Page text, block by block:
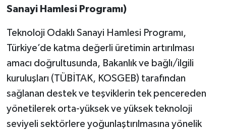
Sanayi Hamlesi Programı)
Teknoloji Odaklı Sanayi Hamlesi Programı,
Türkiye’de katma değerli üretimin artırılması
amacı doğrultusunda, Bakanlık ve bağlı/ilgili
kuruluşları (TÜBİTAK, KOSGEB) tarafından
sağlanan destek ve teşviklerin tek pencereden
yönetilerek orta-yüksek ve yüksek teknoloji
seviyeli sektörlere yoğunlaştırılmasına yönelik